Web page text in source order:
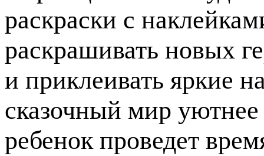
раскраски с
раскрашивать новых
и приклеивать яркие
сказочный мир
ребенок проведет